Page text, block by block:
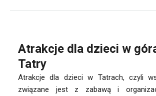
Atrakcje dla dzieci w
Tatry
Atrakcje dla dzieci w Tatrach, czyli
związane jest z zabawą i